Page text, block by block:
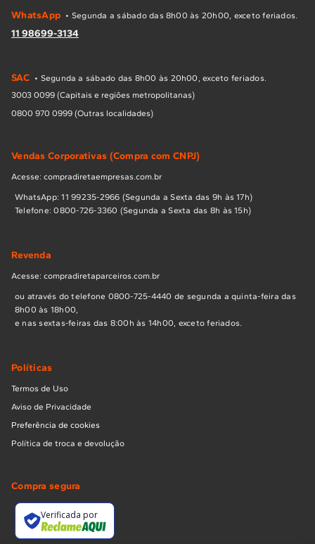
WhatsApp • Segunda a sábado das 8h00 às 20h00, exceto feriados.
11 98699-3134
SAC • Segunda a sábado das 8h00 às 20h00, exceto feriados.
3003 0099 (Capitais e regiões metropolitanas)
0800 970 0999 (Outras localidades)
Vendas Corporativas (Compra com CNPJ)
Acesse: compradiretaempresas.com.br
WhatsApp: 11 99235-2966 (Segunda a Sexta das 9h às 17h)
Telefone: 0800-726-3360 (Segunda a Sexta das 8h às 15h)
Revenda
Acesse: compradiretaparceiros.com.br
ou através do telefone 0800-725-4440 de segunda a quinta-feira das
8h00 às 18h00,
e nas sextas-feiras das 8:00h às 14h00, exceto feriados.
Políticas
Termos de Uso
Aviso de Privacidade
Preferência de cookies
Política de troca e devolução
Compra segura
Verificada por